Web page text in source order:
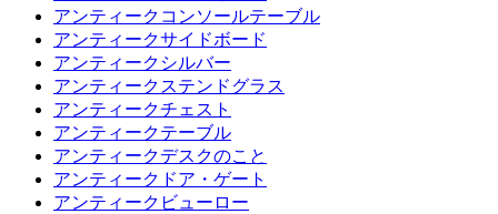
アンティークコンソールテーブル
アンティークサイドボード
アンティークシルバー
アンティークステンドグラス
アンティークチェスト
アンティークテーブル
アンティークデスクのこと
アンティークドア・ゲート
アンティークビューロー